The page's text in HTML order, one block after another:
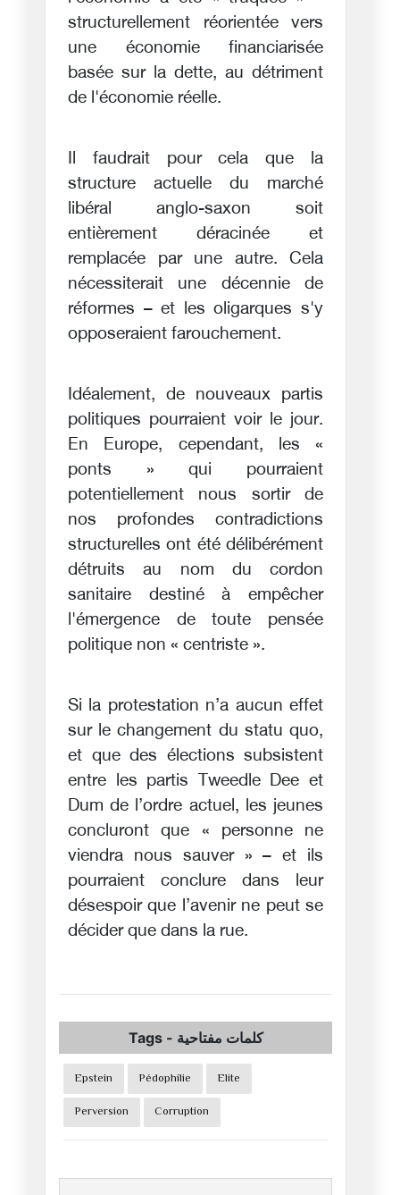
structurellement réorientée vers
une économie financiarisée
basée sur la dette, au détriment
de l'économie réelle.
Il faudrait pour cela que la
structure actuelle du marché
libéral anglo-saxon soit
entièrement déracinée et
remplacée par une autre. Cela
nécessiterait une décennie de
réformes – et les oligarques s'y
opposeraient farouchement.
Idéalement, de nouveaux partis
politiques pourraient voir le jour.
En Europe, cependant, les «
ponts » qui pourraient
potentiellement nous sortir de
nos profondes contradictions
structurelles ont été délibérément
détruits au nom du cordon
sanitaire destiné à empêcher
l'émergence de toute pensée
politique non « centriste ».
Si la protestation n’a aucun effet
sur le changement du statu quo,
et que des élections subsistent
entre les partis Tweedle Dee et
Dum de l’ordre actuel, les jeunes
concluront que « personne ne
viendra nous sauver » – et ils
pourraient conclure dans leur
désespoir que l’avenir ne peut se
décider que dans la rue.
Tags- كلمات مفتاحية
Epstein Pédophilie
Elite
Perversion
Corruption